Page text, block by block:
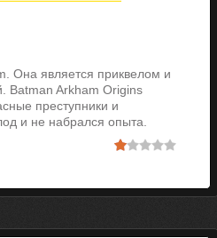
Она является приквелом и
Batman Arkham Origins
преступники и
и не набрался опыта.